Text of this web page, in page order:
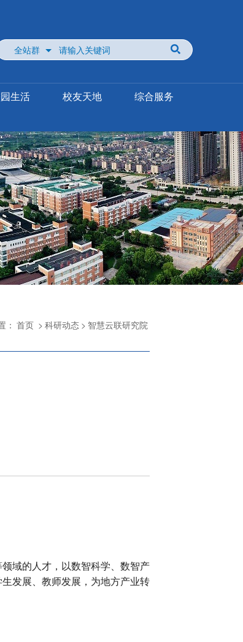
全站群
生活 校友天地
综合服务
： 首页 > 科研动态 > 智慧云联研究院
域的人才，以数智科学、数智产
发展、教师发展，为地方产业转